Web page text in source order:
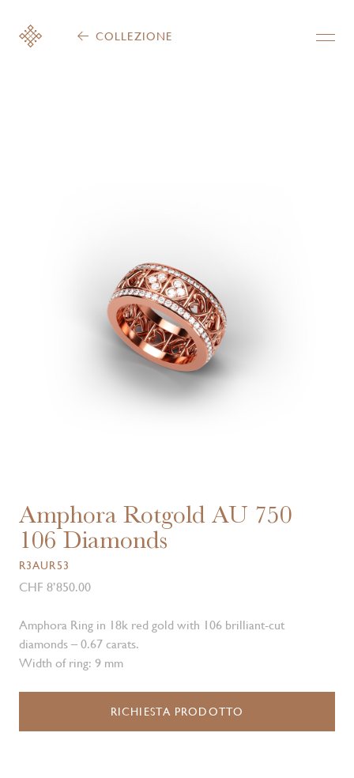
COLLEZIONE
Amphora Rotgold AU 750
106 Diamonds
R3AUR53
CHF 8’850.00
Amphora Ring in 18k red gold with 106 brilliant-cut
diamonds – 0.67 carats.
Width of ring: 9 mm
RICHIESTA PRODOTTO